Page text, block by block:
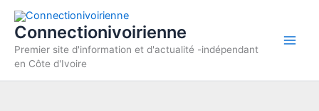
Aller
contenu
Connectionivoirienne
Premier site d'information et d'actualité -indépendant
en Côte d'Ivoire